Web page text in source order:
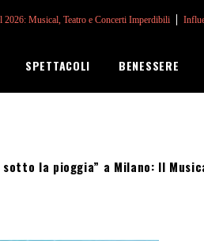
Musical, Teatro e Concerti Imperdibili
SPETTACOLI BENESSERE
sotto la pioggia” a Milano: Il